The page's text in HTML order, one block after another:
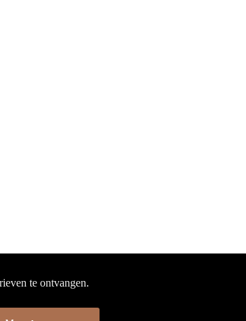
te ontvangen.